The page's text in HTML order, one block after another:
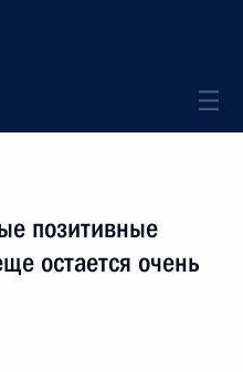
позитивные
остается очень